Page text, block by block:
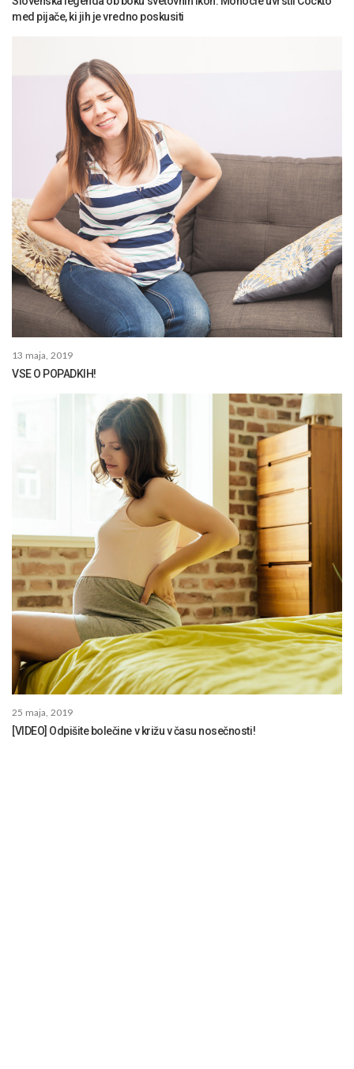
med pijače, ki jih je vredno poskusiti
13 maja, 2019
VSE O POPADKIH!
25 maja, 2019
[VIDEO] Odpišite bolečine v križu v času nosečnosti!